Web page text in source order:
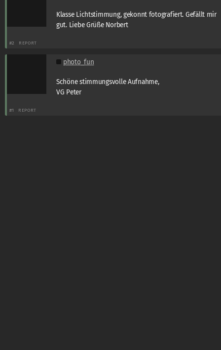
Klasse Lichtstimmung, gekonnt fotografiert. Gefällt mir
gut. Liebe Grüße Norbert
#2 REPORT
photo_fun
Schöne stimmungsvolle Aufnahme,
VG Peter
#1 REPORT